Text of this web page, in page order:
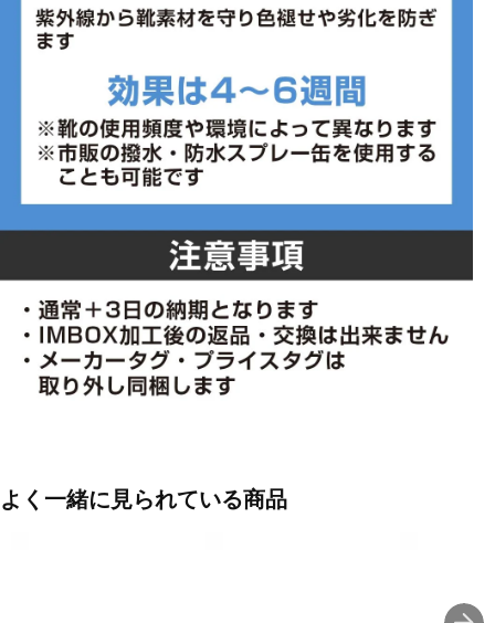
■2025年モデル
※ブランドやシリーズによっては甲高や幅等小さめに作られている
■メーカー型番：HM6804111
よく一緒に見られている商品